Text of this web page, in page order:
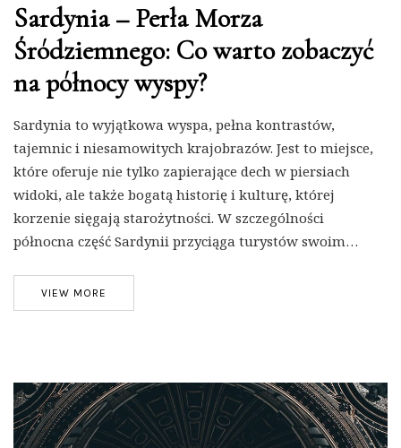
Sardynia – Perła Morza
Śródziemnego: Co warto zobaczyć
na północy wyspy?
Sardynia to wyjątkowa wyspa, pełna kontrastów,
tajemnic i niesamowitych krajobrazów. Jest to miejsce,
które oferuje nie tylko zapierające dech w piersiach
widoki, ale także bogatą historię i kulturę, której
korzenie sięgają starożytności. W szczególności
północna część Sardynii przyciąga turystów swoim…
VIEW MORE